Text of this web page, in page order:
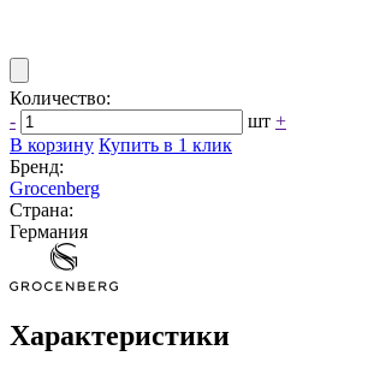
Количество:
-
шт +
В корзину Купить в 1 клик
Бренд:
Grocenberg
Страна:
Германия
Характеристики